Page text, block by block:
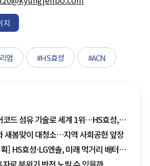
지
엄 #HS효성 #ACN
코드 섬유 기술로 세계 1위…HS효성,
새봄맞이 대청소…지역 사회공헌 앞장
] HS효성·LG엔솔, 미래 먹거리 배터리